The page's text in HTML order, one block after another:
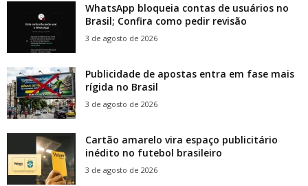
WhatsApp bloqueia contas de usuários no
Brasil; Confira como pedir revisão
3 de agosto de 2026
Publicidade de apostas entra em fase mais
rígida no Brasil
3 de agosto de 2026
Cartão amarelo vira espaço publicitário
inédito no futebol brasileiro
3 de agosto de 2026